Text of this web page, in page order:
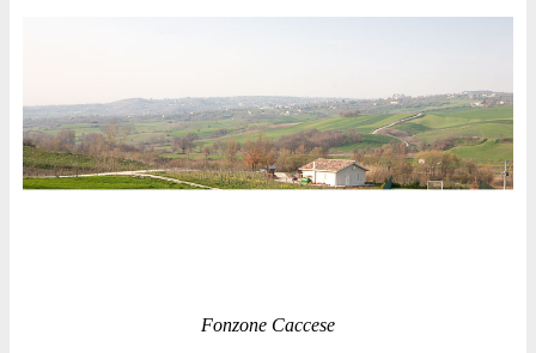
Fonzone Caccese